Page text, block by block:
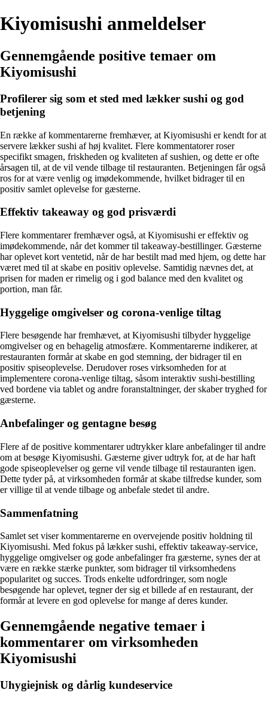
Kiyomisushi anmeldelser
Gennemgående positive temaer om
Kiyomisushi
Profilerer sig som et sted med lækker sushi og god
betjening
En række af kommentarerne fremhæver, at Kiyomisushi er kendt for at
servere lækker sushi af høj kvalitet. Flere kommentatorer roser
specifikt smagen, friskheden og kvaliteten af sushien, og dette er ofte
årsagen til, at de vil vende tilbage til restauranten. Betjeningen får også
ros for at være venlig og imødekommende, hvilket bidrager til en
positiv samlet oplevelse for gæsterne.
Effektiv takeaway og god prisværdi
Flere kommentarer fremhæver også, at Kiyomisushi er effektiv og
imødekommende, når det kommer til takeaway-bestillinger. Gæsterne
har oplevet kort ventetid, når de har bestilt mad med hjem, og dette har
været med til at skabe en positiv oplevelse. Samtidig nævnes det, at
prisen for maden er rimelig og i god balance med den kvalitet og
portion, man får.
Hyggelige omgivelser og corona-venlige tiltag
Flere besøgende har fremhævet, at Kiyomisushi tilbyder hyggelige
omgivelser og en behagelig atmosfære. Kommentarerne indikerer, at
restauranten formår at skabe en god stemning, der bidrager til en
positiv spiseoplevelse. Derudover roses virksomheden for at
implementere corona-venlige tiltag, såsom interaktiv sushi-bestilling
ved bordene via tablet og andre foranstaltninger, der skaber tryghed for
gæsterne.
Anbefalinger og gentagne besøg
Flere af de positive kommentarer udtrykker klare anbefalinger til andre
om at besøge Kiyomisushi. Gæsterne giver udtryk for, at de har haft
gode spiseoplevelser og gerne vil vende tilbage til restauranten igen.
Dette tyder på, at virksomheden formår at skabe tilfredse kunder, som
er villige til at vende tilbage og anbefale stedet til andre.
Sammenfatning
Samlet set viser kommentarerne en overvejende positiv holdning til
Kiyomisushi. Med fokus på lækker sushi, effektiv takeaway-service,
hyggelige omgivelser og gode anbefalinger fra gæsterne, synes der at
være en række stærke punkter, som bidrager til virksomhedens
popularitet og succes. Trods enkelte udfordringer, som nogle
besøgende har oplevet, tegner der sig et billede af en restaurant, der
formår at levere en god oplevelse for mange af deres kunder.
Gennemgående negative temaer i
kommentarer om virksomheden
Kiyomisushi
Uhygiejnisk og dårlig kundeservice